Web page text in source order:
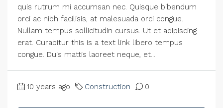
quis rutrum mi accumsan nec. Quisque bibendum
orci ac nibh facilisis, at malesuada orci congue.
Nullam tempus sollicitudin cursus. Ut et adipiscing
erat. Curabitur this is a text link libero tempus
congue. Duis mattis laoreet neque, et...
10 years ago Construction 0